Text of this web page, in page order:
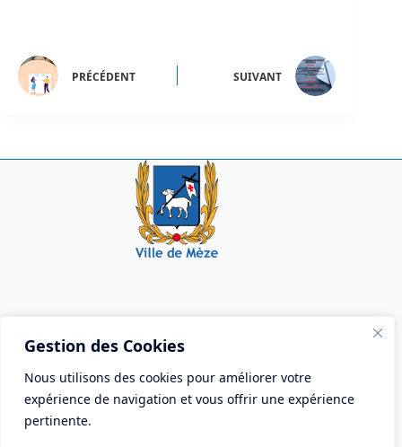
Gestion des Cookies
Nous utilisons des cookies pour améliorer votre
expérience de navigation et vous offrir une expérience
pertinente.
PRÉCÉDENT SUIVANT
Mairie de Mèze
Place Aristide Briand - BP 28 34140 Mèze
Tél :04 67 18 30 30
Mail :